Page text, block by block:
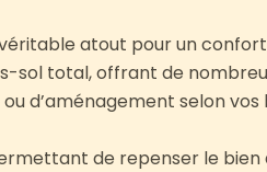
atout pour un confort
sol total, offrant de
d’aménagement selon vos
de repenser le bien